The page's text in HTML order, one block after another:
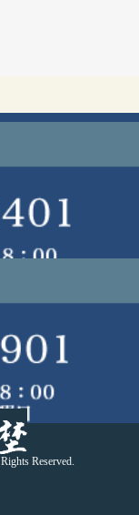
Reserved.